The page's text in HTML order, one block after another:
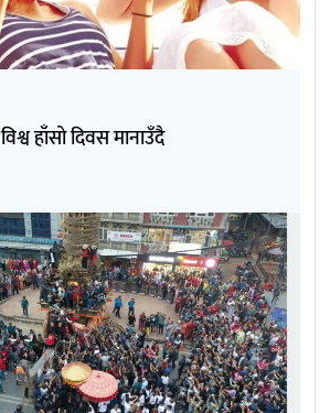
विश्व हाँसो दिवस मानाउँदै